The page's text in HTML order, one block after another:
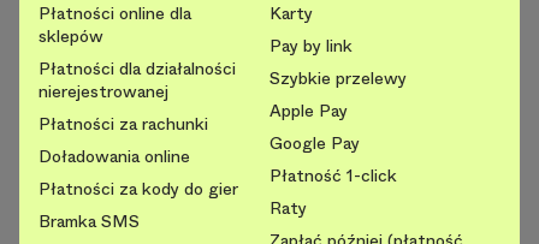
Płatności online dla
sklepów
Płatności dla działalności
nierejestrowanej
Płatności za rachunki
Doładowania online
Płatności za kody do gier
Bramka SMS
Karty
Pay by link
Szybkie przelewy
Apple Pay
Google Pay
Płatność 1-click
Raty